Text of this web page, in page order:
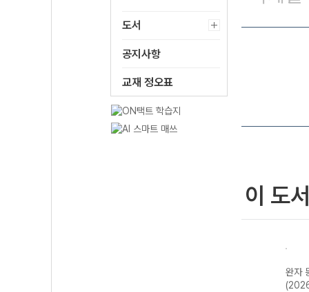
도서
공지사항
교재 정오표
이 도
완자